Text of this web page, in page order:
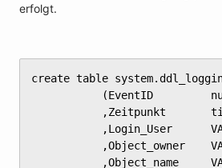
erfolgt.
create table